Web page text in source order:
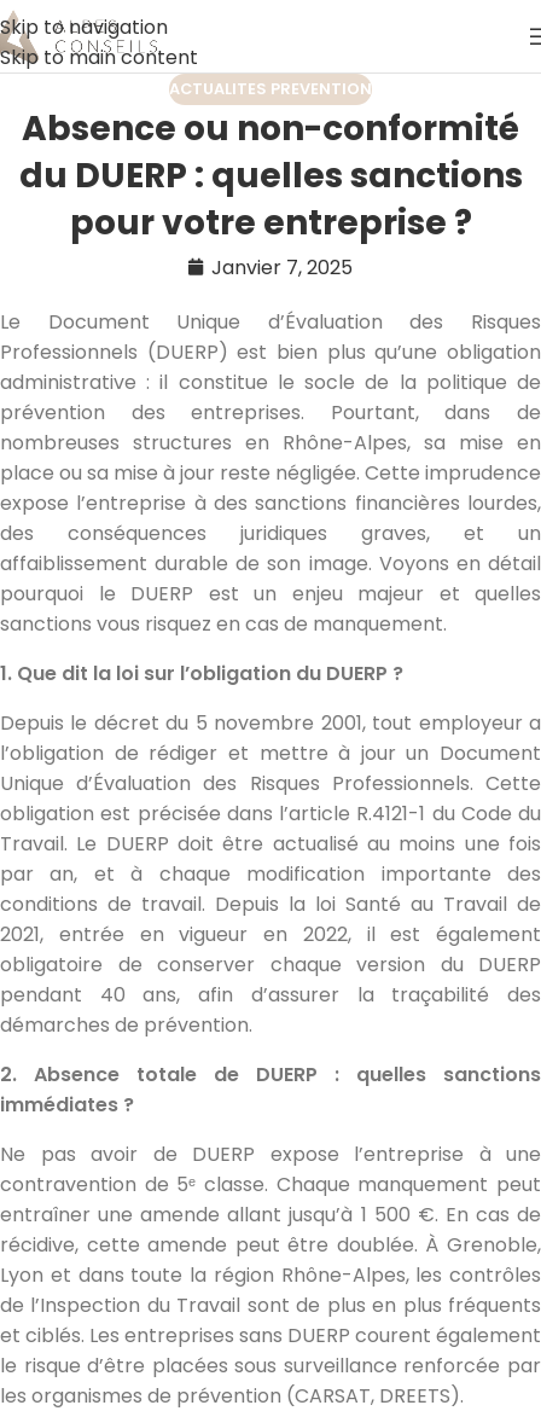
Skip to navigation
Skip to main content
ACTUALITES PREVENTION
Absence ou non-conformité
du DUERP : quelles sanctions
pour votre entreprise ?
Janvier 7, 2025
Le Document Unique d’Évaluation des Risques
Professionnels (DUERP) est bien plus qu’une obligation
administrative : il constitue le socle de la politique de
prévention des entreprises. Pourtant, dans de
nombreuses structures en Rhône-Alpes, sa mise en
place ou sa mise à jour reste négligée. Cette imprudence
expose l’entreprise à des sanctions financières lourdes,
des conséquences juridiques graves, et un
affaiblissement durable de son image. Voyons en détail
pourquoi le DUERP est un enjeu majeur et quelles
sanctions vous risquez en cas de manquement.
1. Que dit la loi sur l’obligation du DUERP ?
Depuis le décret du 5 novembre 2001, tout employeur a
l’obligation de rédiger et mettre à jour un Document
Unique d’Évaluation des Risques Professionnels. Cette
obligation est précisée dans l’article R.4121-1 du Code du
Travail. Le DUERP doit être actualisé au moins une fois
par an, et à chaque modification importante des
conditions de travail. Depuis la loi Santé au Travail de
2021, entrée en vigueur en 2022, il est également
obligatoire de conserver chaque version du DUERP
pendant 40 ans, afin d’assurer la traçabilité des
démarches de prévention.
2. Absence totale de DUERP : quelles sanctions
immédiates ?
Ne pas avoir de DUERP expose l’entreprise à une
contravention de 5ᵉ classe. Chaque manquement peut
entraîner une amende allant jusqu’à 1 500 €. En cas de
récidive, cette amende peut être doublée. À Grenoble,
Lyon et dans toute la région Rhône-Alpes, les contrôles
de l’Inspection du Travail sont de plus en plus fréquents
et ciblés. Les entreprises sans DUERP courent également
le risque d’être placées sous surveillance renforcée par
les organismes de prévention (CARSAT, DREETS).